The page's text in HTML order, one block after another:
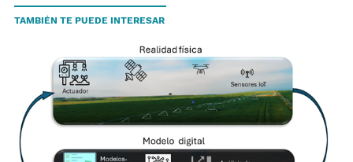
TAMBIÉN TE PUEDE INTERESAR